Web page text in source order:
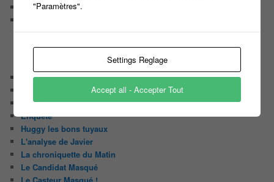
Casting pour une nouvelle émission Tv de Brocante
de remporter 10 000 EUROS
Audiences
Détournement du jour
Enquête
Huggy les bons tuyaux
L'analyse de Javier
La chroniquette du Matin
Le Candidat Masqué
"Paramètres".
Settings Reglage
Accept all - Accepter Tout